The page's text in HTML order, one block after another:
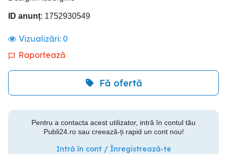
ID anunț: 1752930549
Vizualizări: 0
Raportează
Fă ofertă
Pentru a contacta acest utilizator, intră în contul tău
Publi24.ro sau creează-ți rapid un cont nou!
Intră în cont / Înregistrează-te